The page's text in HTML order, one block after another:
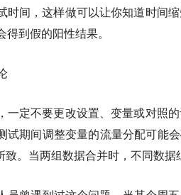
时间，这样做可以让你知道时间
到假的阳性结果。
一定不要更改设置、变量或对照
试期间调整变量的流量分配可能
致。当两组数据合并时，不同数据